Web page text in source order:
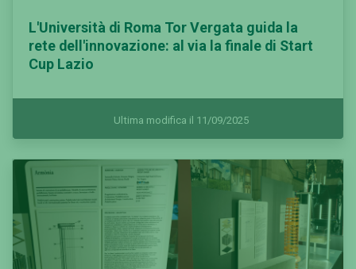
L'Università di Roma Tor Vergata guida la
rete dell'innovazione: al via la finale di Start
Cup Lazio
Ultima modifica il 11/09/2025